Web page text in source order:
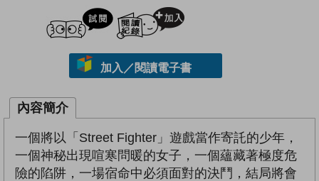
試閲
加入／閱讀電子書
內容簡介
一個將以「Street Fighter」遊戲當作寄託的少年，
一個神秘出現喧寒問暖的女子，一個蘊藏著極度危
險的陷阱，一場宿命中必須面對的決鬥，結局將會